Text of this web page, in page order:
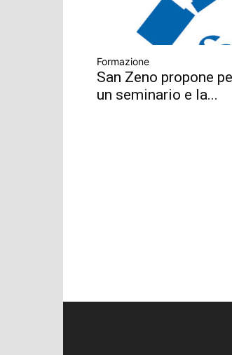
Formazione
San Zeno propone
un seminario e la...